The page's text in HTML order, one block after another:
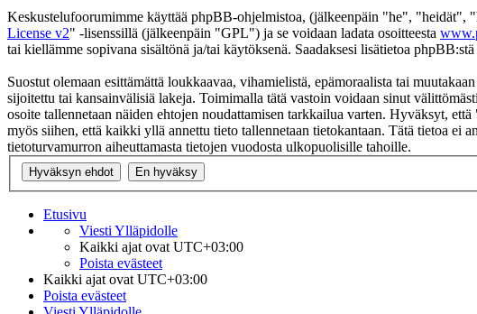
Keskustelufoorumimme käyttää phpBB-ohjelmistoa, (jälkeenpäin "he",
License v2" -lisenssillä (jälkeenpäin "GPL") ja se voidaan ladata osoitteesta
tai kiellämme sopivana sisältönä ja/tai käytöksenä. Saadaksesi lisätietoa
Suostut olemaan esittämättä loukkaavaa, vihamielistä, epämoraalista tai
sijoitettu tai kansainvälisiä lakeja. Toimimalla tätä vastoin voidaan sinut
osoite tallennetaan näiden ehtojen noudattamisen tarkkailua varten. Hyväksyt,
myös siihen, että kaikki yllä annettu tieto tallennetaan tietokantaan. Tätä tietoa ei
tietoturvamurron aiheuttamasta tietojen vuodosta ulkopuolisille tahoille.
Etusivu
Viesti Ylläpidolle
Kaikki ajat ovat UTC+03:00
Poista evästeet
Kaikki ajat ovat UTC+03:00
Poista evästeet